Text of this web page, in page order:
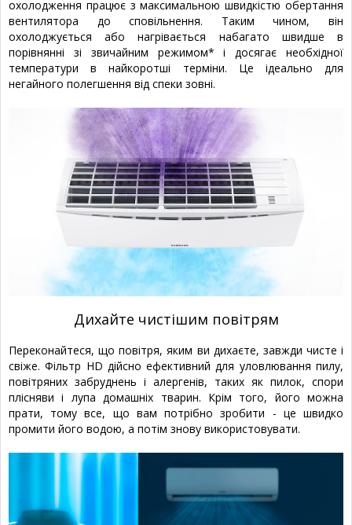
охолодження працює з максимальною швидкістю обертання
вентилятора до сповільнення. Таким чином, він
охолоджується або нагрівається набагато швидше в
порівнянні зі звичайним режимом* і досягає необхідної
температури в найкоротші терміни. Це ідеально для
негайного полегшення від спеки зовні.
Дихайте чистішим повітрям
Переконайтеся, що повітря, яким ви дихаєте, завжди чисте і
свіже. Фільтр HD дійсно ефективний для уловлювання пилу,
повітряних забруднень і алергенів, таких як пилок, спори
плісняви і лупа домашніх тварин. Крім того, його можна
прати, тому все, що вам потрібно зробити - це швидко
промити його водою, а потім знову використовувати.